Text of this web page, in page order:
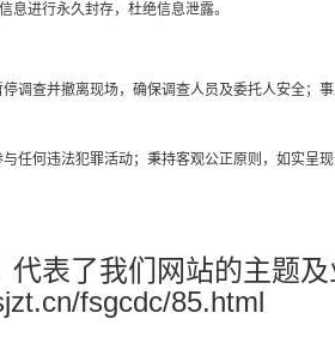
进行永久封存，杜绝信息泄露。
调查并撤离现场，确保调查人员及委托人安全；
任何违法犯罪活动；秉持客观公正原则，如实呈
表了我们网站的主题及
fsgcdc/85.html